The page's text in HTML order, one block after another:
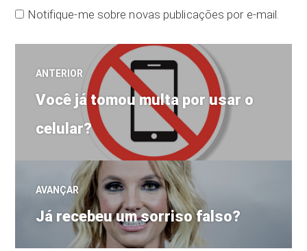
Notifique-me sobre novas publicações por e-mail.
Navegação
de
Post
ANTERIOR
Post
anterior:
Você já tomou multa por usar o
celular?
AVANÇAR
Próximo
post:
Já recebeu um sorriso falso?